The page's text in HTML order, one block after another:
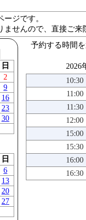
ジです。
せんので、直接ご来
日
2
9
16
23
30
日
6
13
20
27
予約する時間
2026
10:30
11:00
11:30
12:00
15:00
15:30
16:00
16:30